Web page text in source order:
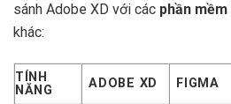
sánh Adobe XD với các phần
khác:
TÍNH
NĂNG
ADOBE XD FIGMA